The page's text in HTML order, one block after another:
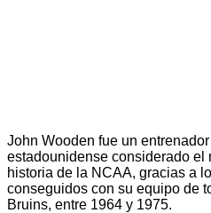
John Wooden fue un
estadounidense considerado el
historia de la NCAA, gracias a
conseguidos con su equipo de
Bruins, entre 1964 y 1975.